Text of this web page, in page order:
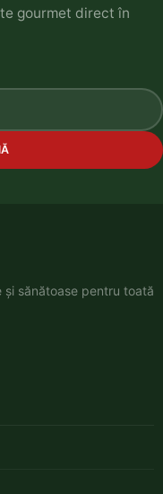
gourmet direct în
sănătoase pentru toată